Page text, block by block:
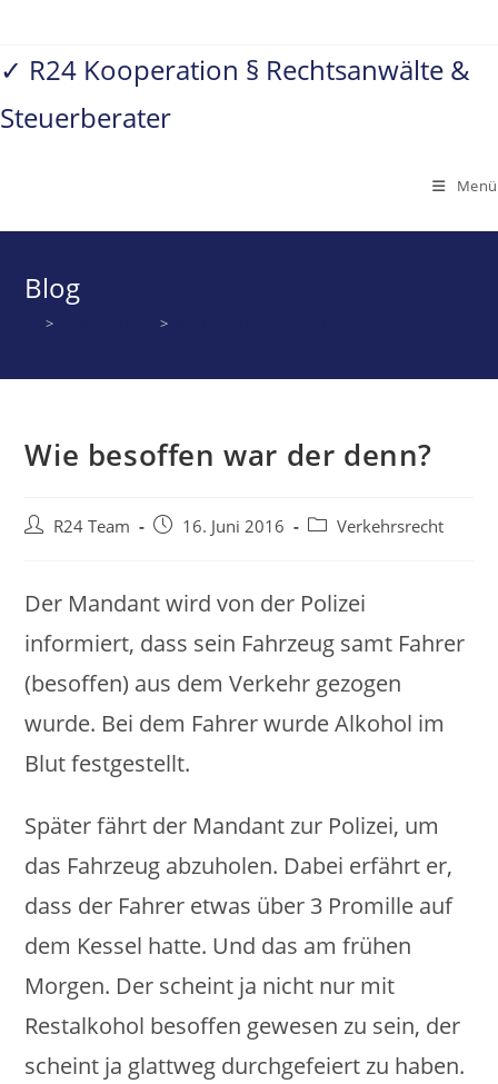
springen
✓ R24 Kooperation § Rechtsanwälte &
Steuerberater
Menü
Blog
> >
Wie besoffen war der denn?
Beitrags-
R24 Team
Beitrag16. Juni 2016
Beitrags-
Verkehrsrecht
Der Mandant wird von der Polizei
informiert, dass sein Fahrzeug samt Fahrer
(besoffen) aus dem Verkehr gezogen
wurde. Bei dem Fahrer wurde Alkohol im
Blut festgestellt.
Später fährt der Mandant zur Polizei, um
das Fahrzeug abzuholen. Dabei erfährt er,
dass der Fahrer etwas über 3 Promille auf
dem Kessel hatte. Und das am frühen
Morgen. Der scheint ja nicht nur mit
Restalkohol besoffen gewesen zu sein, der
scheint ja glattweg durchgefeiert zu haben.